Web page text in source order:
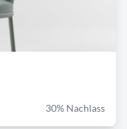
30% Nachlass